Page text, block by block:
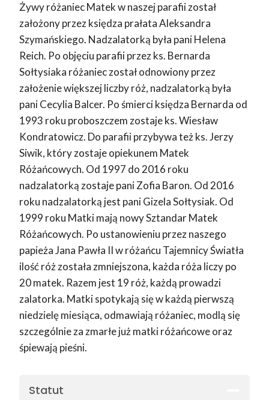
Żywy różaniec Matek w naszej parafii został
założony przez księdza prałata Aleksandra
Szymańskiego. Nadzalatorką była pani Helena
Reich. Po objęciu parafii przez ks. Bernarda
Sołtysiaka różaniec został odnowiony przez
założenie większej liczby róż, nadzalatorką była
pani Cecylia Balcer. Po śmierci księdza Bernarda od
1993 roku proboszczem zostaje ks. Wiesław
Kondratowicz. Do parafii przybywa też ks. Jerzy
Siwik, który zostaje opiekunem Matek
Różańcowych. Od 1997 do 2016 roku
nadzalatorką zostaje pani Zofia Baron. Od 2016
roku nadzalatorką jest pani Gizela Sołtysiak. Od
1999 roku Matki mają nowy Sztandar Matek
Różańcowych. Po ustanowieniu przez naszego
papieża Jana Pawła II w różańcu Tajemnicy Światła
ilość róż została zmniejszona, każda róża liczy po
20 matek. Razem jest 19 róż, każdą prowadzi
zalatorka. Matki spotykają się w każdą pierwszą
niedzielę miesiąca, odmawiają różaniec, modlą się
szczególnie za zmarłe już matki różańcowe oraz
śpiewają pieśni.
Statut